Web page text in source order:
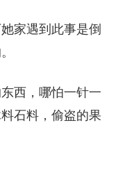
家遇到此事是倒
西，哪怕一针一
石料，偷盗的果